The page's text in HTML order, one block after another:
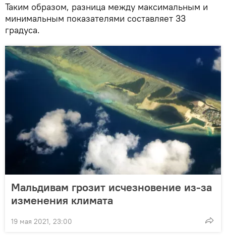
Таким образом, разница между максимальным и
минимальным показателями составляет 33
градуса.
Мальдивам грозит исчезновение из-за
изменения климата
19 мая 2021, 23:00